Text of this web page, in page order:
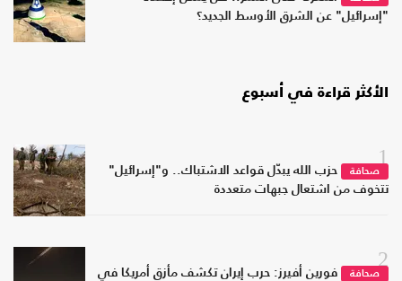
"إسرائيل" عن الشرق الأوسط الجديد؟
الأكثر قراءة في أسبوع
1
صحافة
حزب الله يبدّل قواعد الاشتباك.. و"إسرائيل"
تتخوف من اشتعال جبهات متعددة
2
صحافة
فورين أفيرز: حرب إيران تكشف مأزق أمريكا في